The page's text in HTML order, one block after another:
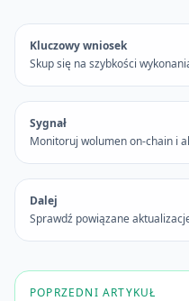
Kluczowy wniosek
Skup się na szybkości
Sygnał
Monitoruj wolumen on-chain i
Dalej
Sprawdź powiązane
POPRZEDNI ARTYKUŁ